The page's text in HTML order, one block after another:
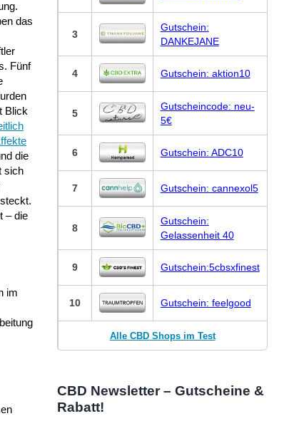
das
Fünf
Blick
die
sich
– die
im
3
Gutschein:
DANKEJANE
4 Gutschein: aktion10
5
Gutscheincode: neu-
5€
6 Gutschein: ADC10
7 Gutschein: cannexol5
8
Gutschein:
Gelassenheit 40
9 Gutschein:5cbsxfinest
10 Gutschein: feelgood
Alle CBD Shops im Test
CBD Newsletter – Gutscheine &
Rabatt!